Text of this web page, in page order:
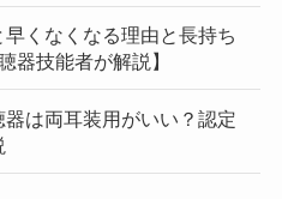
くなくなる理由と長持ち
器技能者が解説】
は両耳装用がいい？認定